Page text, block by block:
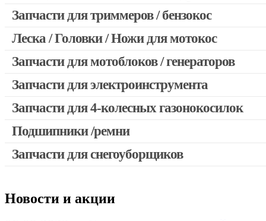
Запчасти для триммеров / бензокос
Запчасти для Китайских триммеров
Запчасти для мотокос Stihl / Husqvarna / Oleo-mac / Echo и
Леска / Головки / Ножи для мотокос
Запчасти для мотоблоков / генераторов
Запчасти для электроинструмента
Двигатели, редукторы для шуруповертов
Выключатели, переключатели
Запчасти для УШМ (болгарок)
Запчасти для электроинструмента другие
Запчасти для 4-колесных газонокосилок
Подшипники /ремни
Запчасти для снегоуборщиков
Новости и акции